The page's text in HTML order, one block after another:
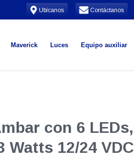
Ubícanos Contáctanos
Maverick Luces Equipo auxiliar
con 6 LEDs,
12/24 VDC